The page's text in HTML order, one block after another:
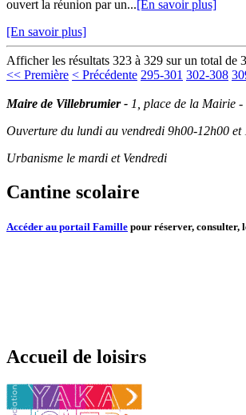
ouvert la réunion par un...[En savoir plus]
[En savoir plus]
Afficher les résultats 323 à 329 sur un total de
<< Première < Précédente 295-301 302-308
Maire de Villebrumier - 1, place de la Mairie
Ouverture du lundi au vendredi 9h00-12h00
Urbanisme le mardi et Vendredi
Cantine scolaire
Accéder au portail Famille pour réserver, consulter,
Accueil de loisirs